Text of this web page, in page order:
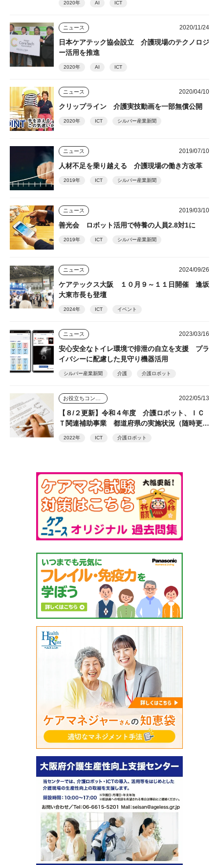
2020年 AI ICT
ニュース 2020/11/24
日本ケアテック協会設立 介護現場のテクノロジ
ー活用を推進
2020年 AI ICT
ニュース 2020/04/10
クリップライン 介護実技動画を一部無償公開
2020年 ICT シルバー産業新聞
ニュース 2019/07/10
人材不足を乗り越える 介護現場の働き方改革
2019年 ICT シルバー産業新聞
ニュース 2019/03/10
善光会 ロボット活用で特養の人員2.8対1に
2019年 ICT シルバー産業新聞
ニュース 2024/09/26
ケアテックス大阪 １０月９～１１日開催 逢坂
大東市長も登壇
2024年 ICT イベント
ニュース 2023/03/16
安心安全なトイレ環境で排泄の自立を支援 プラ
イバシーに配慮した見守り機器活用
シルバー産業新聞 介護 介護ロボット
2022/05/13
【８/２更新】令和４年度 介護ロボット、ＩＣ
Ｔ関連補助事業 都道府県の実施状況（随時更
2022年 ICT 介護ロボット